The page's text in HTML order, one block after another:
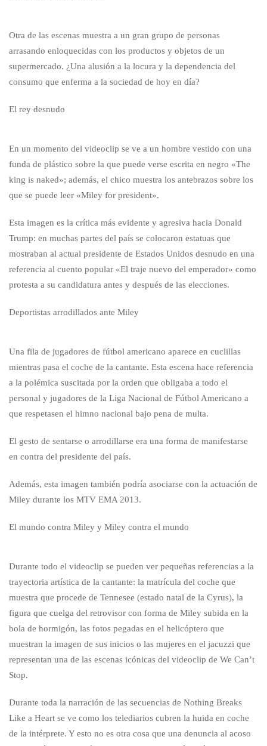
Otra de las escenas muestra a un gran grupo de personas
arrasando enloquecidas con los productos y objetos de un
supermercado. ¿Una alusión a la locura y la dependencia del
consumo que enferma a la sociedad de hoy en día?
El rey desnudo
En un momento del videoclip se ve a un hombre vestido con una
funda de plástico sobre la que puede verse escrita en negro «The
king is naked»; además, el chico muestra los antebrazos sobre los
que se puede leer «Miley for president».
Esta imagen es la crítica más evidente y agresiva hacia Donald
Trump: en muchas partes del país se colocaron estatuas que
mostraban al actual presidente de Estados Unidos desnudo en una
referencia al cuento popular «El traje nuevo del emperador» como
protesta a su candidatura antes y después de las elecciones.
Deportistas arrodillados ante Miley
Una fila de jugadores de fútbol americano aparece en cuclillas
mientras pasa el coche de la cantante. Esta escena hace referencia
a la polémica suscitada por la orden que obligaba a todo el
personal y jugadores de la Liga Nacional de Fútbol Americano a
que respetasen el himno nacional bajo pena de multa.
El gesto de sentarse o arrodillarse era una forma de manifestarse
en contra del presidente del país.
Además, esta imagen también podría asociarse con la actuación de
Miley durante los MTV EMA 2013.
El mundo contra Miley y Miley contra el mundo
Durante todo el videoclip se pueden ver pequeñas referencias a la
trayectoria artística de la cantante: la matrícula del coche que
muestra que procede de Tennesee (estado natal de la Cyrus), la
figura que cuelga del retrovisor con forma de Miley subida en la
bola de hormigón, las fotos pegadas en el helicóptero que
muestran la imagen de sus inicios o las mujeres en el jacuzzi que
representan una de las escenas icónicas del videoclip de We Can’t
Stop.
Durante toda la narración de las secuencias de Nothing Breaks
Like a Heart se ve como los telediarios cubren la huida en coche
de la intérprete. Y esto no es otra cosa que una denuncia al acoso